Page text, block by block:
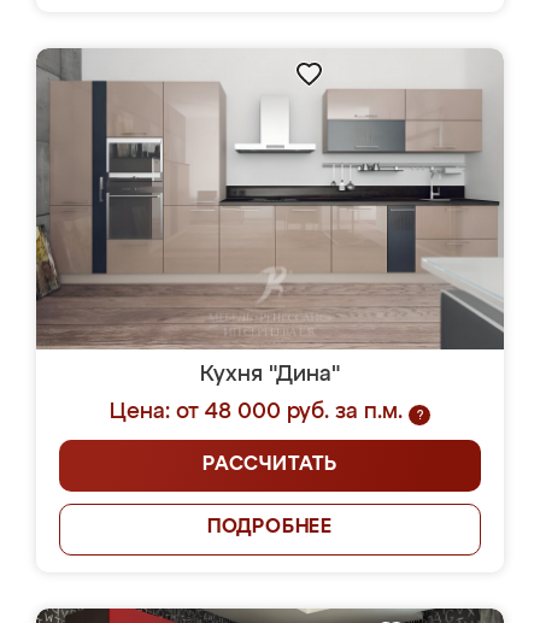
Кухня "Дина"
Цена: от 48 000 руб. за п.м.
?
РАССЧИТАТЬ
ПОДРОБНЕЕ